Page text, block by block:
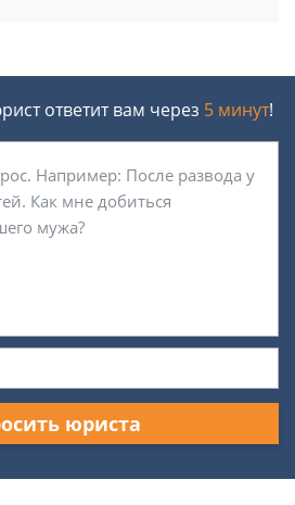
ответит вам через 5 минут!
юриста